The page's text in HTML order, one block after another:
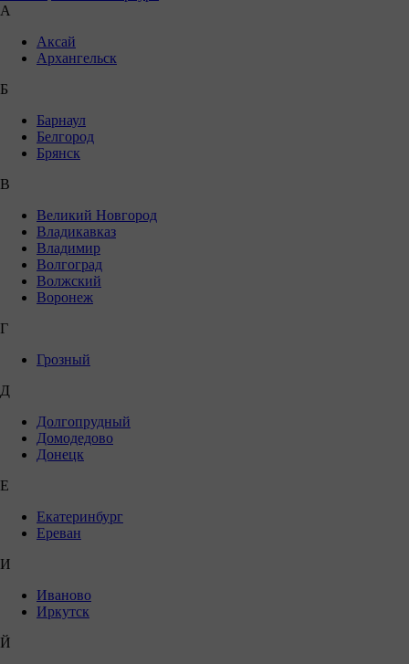
А
Аксай
Архангельск
Б
Барнаул
Белгород
Брянск
В
Великий Новгород
Владикавказ
Владимир
Волгоград
Волжский
Воронеж
Г
Грозный
Д
Долгопрудный
Домодедово
Донецк
Е
Екатеринбург
Ереван
И
Иваново
Иркутск
Й